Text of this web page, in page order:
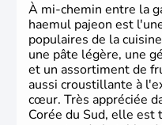
À mi-chemin entre la
haemul pajeon est
populaires de la
une pâte légère, une
et un assortiment de
aussi croustillante à
cœur. Très appréciée
Corée du Sud, elle